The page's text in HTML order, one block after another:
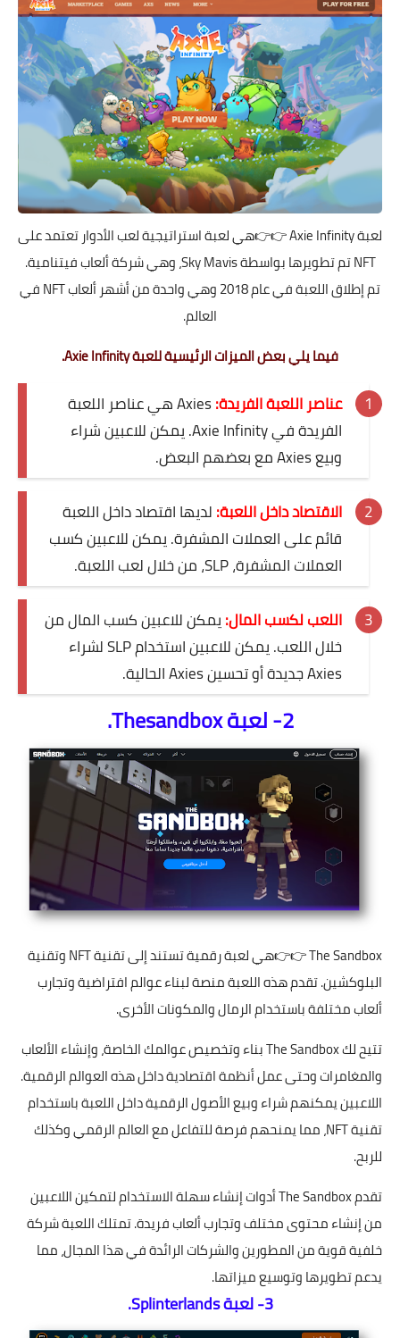
لعبةAxie Infinity👉👉هي لعبة استراتيجية لعب الأدوار تعتمد على
NFT تم تطويرها بواسطة Sky Mavis، وهي شركة ألعاب فيتنامية.
تم إطلاق اللعبة في عام 2018 وهي واحدة من أشهر ألعاب NFT في
العالم.
فيما يلي بعض الميزات الرئيسية للعبة Axie Infinity.
عناصر اللعبة الفريدة:
Axies هي عناصر اللعبة
الفريدة في Axie Infinity. يمكن للاعبين شراء
وبيع Axies مع بعضهم البعض.
الاقتصاد داخل اللعبة:لديها اقتصاد داخل اللعبة
قائم على العملات المشفرة. يمكن للاعبين كسب
العملات المشفرة، SLP، من خلال لعب اللعبة.
اللعب لكسب المال:يمكن للاعبين كسب المال من
خلال اللعب. يمكن للاعبين استخدام SLP لشراء
Axies جديدة أو تحسين Axies الحالية.
2- لعبة Thesandbox.
The Sandbox
👉👉هي لعبة رقمية تستند إلى تقنية NFT وتقنية
البلوكشين. تقدم هذه اللعبة منصة لبناء عوالم افتراضية وتجارب
ألعاب مختلفة باستخدام الرمال والمكونات الأخرى.
تتيح لك The Sandbox بناء وتخصيص عوالمك الخاصة، وإنشاء الألعاب
والمغامرات وحتى عمل أنظمة اقتصادية داخل هذه العوالم الرقمية.
اللاعبين يمكنهم شراء وبيع الأصول الرقمية داخل اللعبة باستخدام
تقنية NFT، مما يمنحهم فرصة للتفاعل مع العالم الرقمي وكذلك
للربح.
تقدم The Sandbox أدوات إنشاء سهلة الاستخدام لتمكين اللاعبين
من إنشاء محتوى مختلف وتجارب ألعاب فريدة. تمتلك اللعبة شركة
خلفية قوية من المطورين والشركات الرائدة في هذا المجال، مما
يدعم تطويرها وتوسيع ميزاتها.
3- لعبة Splinterlands.